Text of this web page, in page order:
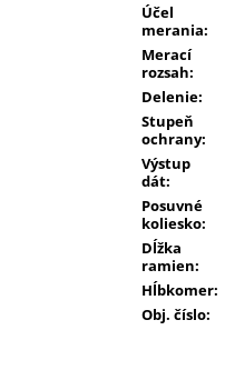
Účel
merania:
Merací
rozsah:
Delenie:
Stupeň
ochrany:
Výstup
dát:
Posuvné
koliesko:
Dĺžka
ramien:
Hĺbkomer:
Obj. číslo: